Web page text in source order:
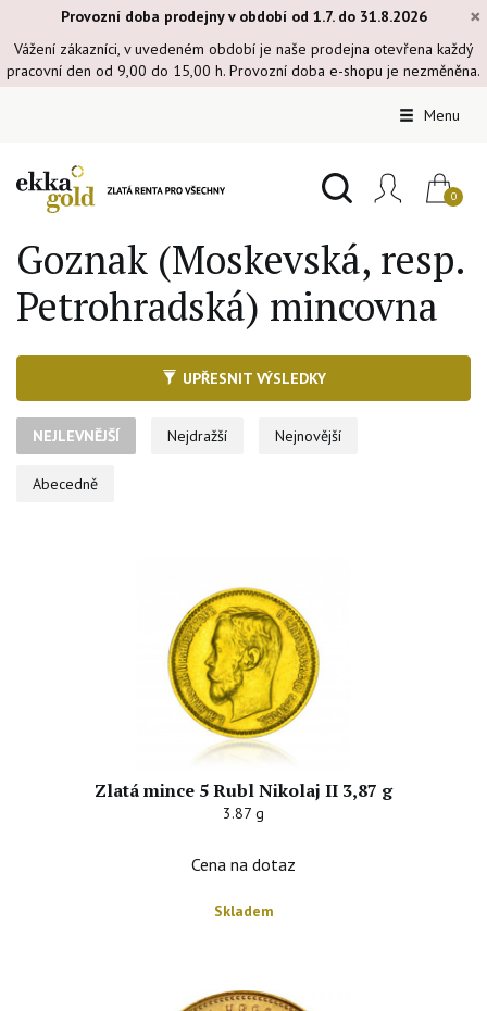
×
Provozní doba prodejny v období od 1.7. do 31.8.2026
Vážení zákazníci, v uvedeném období je naše prodejna otevřena každý
pracovní den od 9,00 do 15,00 h. Provozní doba e-shopu je nezměněna.
Menu
Goznak (Moskevská, resp.
Petrohradská) mincovna
UPŘESNIT VÝSLEDKY
NEJLEVNĚJŠÍ Nejdražší Nejnovější
Abecedně
Zlatá mince 5 Rubl Nikolaj II 3,87 g
3.87 g
Cena na dotaz
Skladem